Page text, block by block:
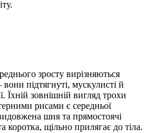
зросту вирізняються
підтягнуті, мускулисті й
Їхній зовнішній вигляд трохи
рисами є середньої
шия та прямостоячі
коротка, щільно прилягає до тіла.